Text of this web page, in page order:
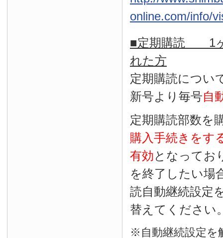
online.com/info/
■定期購読 1ヶ
れた方
定期購読につい
新号より毎号自
定期購読部数を
購入手続きをす
有効となってお
を終了したい場
読自動継続設定
替えてください
※自動継続設定を